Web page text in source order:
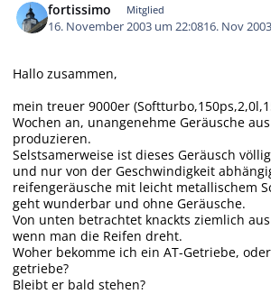
fortissimo Mitglied
16. November 2003 um 22:0816. Nov 2003
Hallo zusammen,
mein treuer 9000er
Wochen an, unangenehme Geräusche
produzieren.
Selstsamerweise ist dieses Geräusch
und nur von der Geschwindigkeit
reifengeräusche mit leicht metallischem
geht wunderbar und ohne Geräusche.
Von unten betrachtet knackts ziemlich
wenn man die Reifen dreht.
Woher bekomme ich ein AT-Getriebe,
getriebe?
Bleibt er bald stehen?